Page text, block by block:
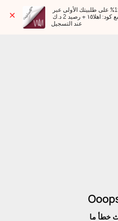
عند التسجيل